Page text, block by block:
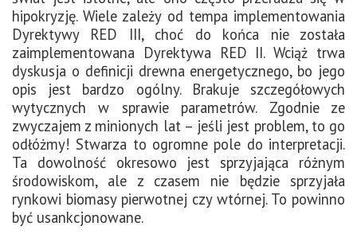
hipokryzję. Wiele zależy od tempa implementowania
Dyrektywy RED III, choć do końca nie została
zaimplementowana Dyrektywa RED II. Wciąż trwa
dyskusja o definicji drewna energetycznego, bo jego
opis jest bardzo ogólny. Brakuje szczegółowych
wytycznych w sprawie parametrów. Zgodnie ze
zwyczajem z minionych lat – jeśli jest problem, to go
odłóżmy! Stwarza to ogromne pole do interpretacji.
Ta dowolność okresowo jest sprzyjająca różnym
środowiskom, ale z czasem nie będzie sprzyjała
rynkowi biomasy pierwotnej czy wtórnej. To powinno
być usankcjonowane.